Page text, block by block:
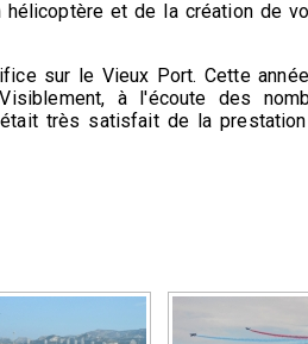
hélicoptère et de la création de
sur le Vieux Port. Cette
à l'écoute des
très satisfait de la